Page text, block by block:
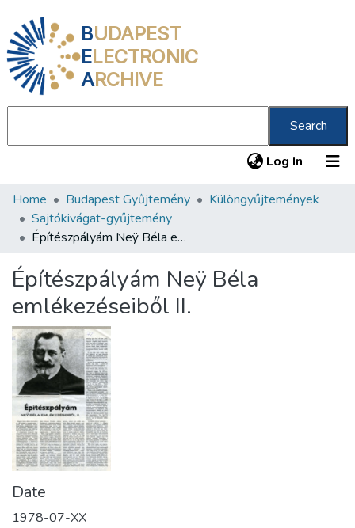
BUDAPEST
ELECTRONIC
ARCHIVE
Search
Log In (current)
Communities & Collections
All of DSpace
Statistics
About us
Home Budapest Gyűjtemény
Különgyűjtemények
Sajtókivágat-gyűjtemény
Építészpályám Neÿ Béla emlékezéseiből II.
Építészpályám Neÿ Béla
emlékezéseiből II.
Date
1978-07-XX